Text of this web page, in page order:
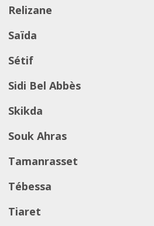
Relizane
Saïda
Sétif
Sidi Bel Abbès
Skikda
Souk Ahras
Tamanrasset
Tébessa
Tiaret